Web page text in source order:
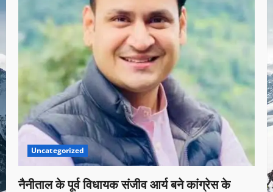
Uncategorized
नैनीताल के पूर्व विधायक संजीव आर्य बने कांग्रेस के